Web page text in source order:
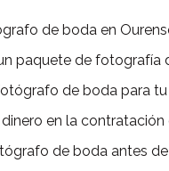
de boda en
paquete de fotografía
de boda para
dinero en la
de boda antes